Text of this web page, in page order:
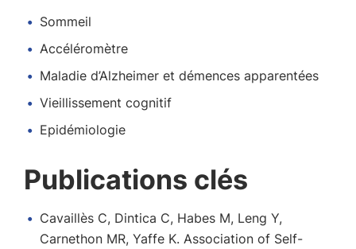
Sommeil
Accéléromètre
Maladie d’Alzheimer et démences apparentées
Vieillissement cognitif
Epidémiologie
Publications clés
Cavaillès C, Dintica C, Habes M, Leng Y,
Carnethon MR, Yaffe K. Association of Self-